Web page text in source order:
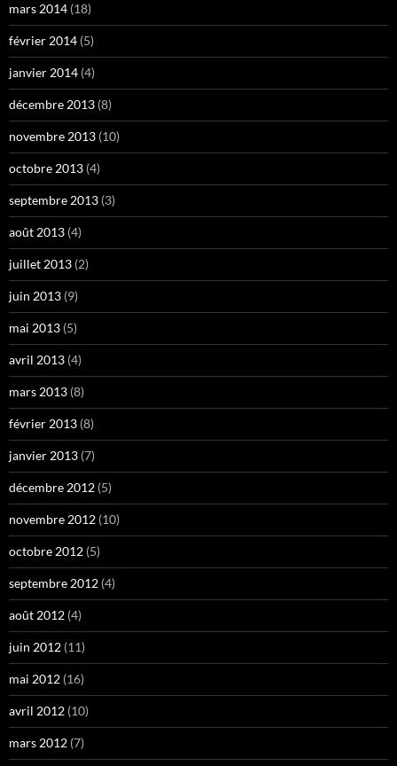
mars 2014 (18)
février 2014 (5)
janvier 2014 (4)
décembre 2013 (8)
novembre 2013 (10)
octobre 2013 (4)
septembre 2013 (3)
août 2013 (4)
juillet 2013 (2)
juin 2013 (9)
mai 2013 (5)
avril 2013 (4)
mars 2013 (8)
février 2013 (8)
janvier 2013 (7)
décembre 2012 (5)
novembre 2012 (10)
octobre 2012 (5)
septembre 2012 (4)
août 2012 (4)
juin 2012 (11)
mai 2012 (16)
avril 2012 (10)
mars 2012 (7)